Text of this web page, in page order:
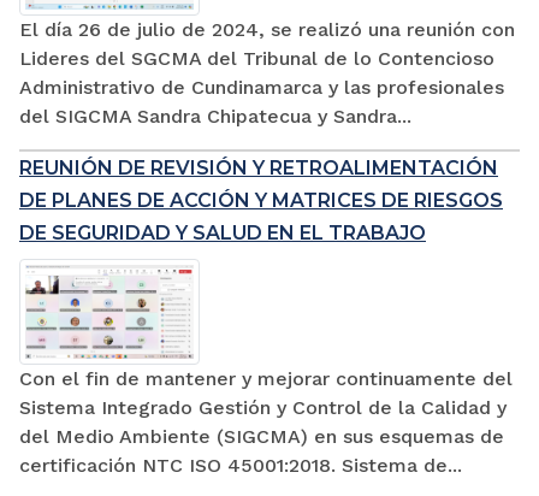
El día 26 de julio de 2024, se realizó una reunión con
Lideres del SGCMA del Tribunal de lo Contencioso
Administrativo de Cundinamarca y las profesionales
del SIGCMA Sandra Chipatecua y Sandra...
REUNIÓN DE REVISIÓN Y RETROALIMENTACIÓN
DE PLANES DE ACCIÓN Y MATRICES DE RIESGOS
DE SEGURIDAD Y SALUD EN EL TRABAJO
Con el fin de mantener y mejorar continuamente del
Sistema Integrado Gestión y Control de la Calidad y
del Medio Ambiente (SIGCMA) en sus esquemas de
certificación NTC ISO 45001:2018. Sistema de...